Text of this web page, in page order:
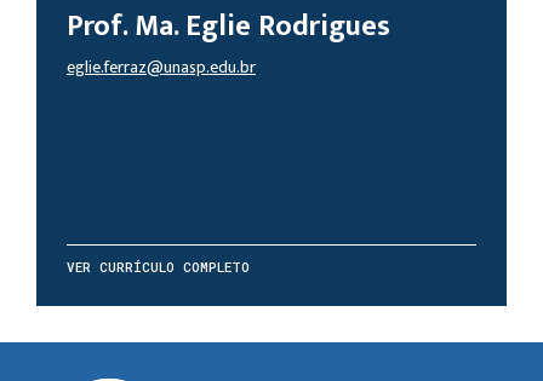
Prof. Ma. Eglie Rodrigues
eglie.ferraz@unasp.edu.br
VER CURRÍCULO COMPLETO